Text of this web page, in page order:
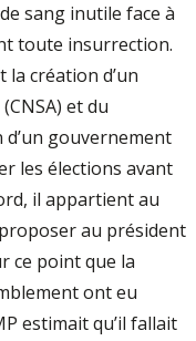
sang inutile face à
toute insur­rection.
la création d’un
et du
gouvernement
les élections avant
il appar­tient au
au président
ce point que la
ont eu
estimait qu’il fallait